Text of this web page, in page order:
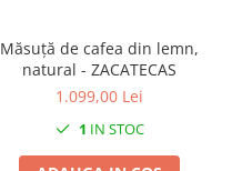
Măsuță de cafea din lemn,
natural - ZACATECAS
1.099,00 Lei
1 IN STOC